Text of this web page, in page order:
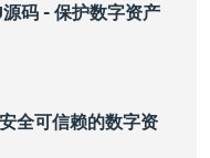
码 - 保护数字资产
全可信赖的数字资